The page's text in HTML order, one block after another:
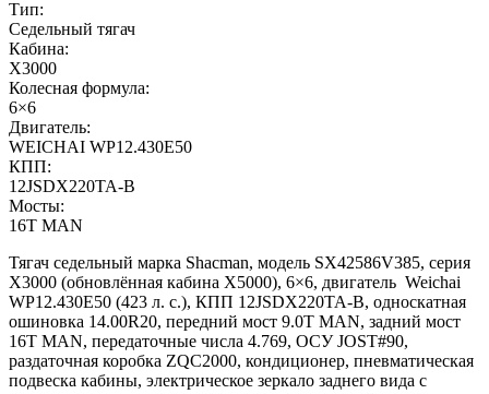
Тип:
Седельный тягач
Кабина:
X3000
Колесная формула:
6×6
Двигатель:
WEICHAI WP12.430E50
КПП:
12JSDX220TA-B
Мосты:
16T MAN
Тягач седельный марка Shacman, модель SX42586V385, серия
Х3000 (обновлённая кабина X5000), 6×6, двигатель Weichai
WP12.430E50 (423 л. с.), КПП 12JSDX220TA-B, односкатная
ошиновка 14.00R20, передний мост 9.0T MAN, задний мост
16T MAN, передаточные числа 4.769, ОСУ JOST#90,
раздаточная коробка ZQC2000, кондиционер, пневматическая
подвеска кабины, электрическое зеркало заднего вида с